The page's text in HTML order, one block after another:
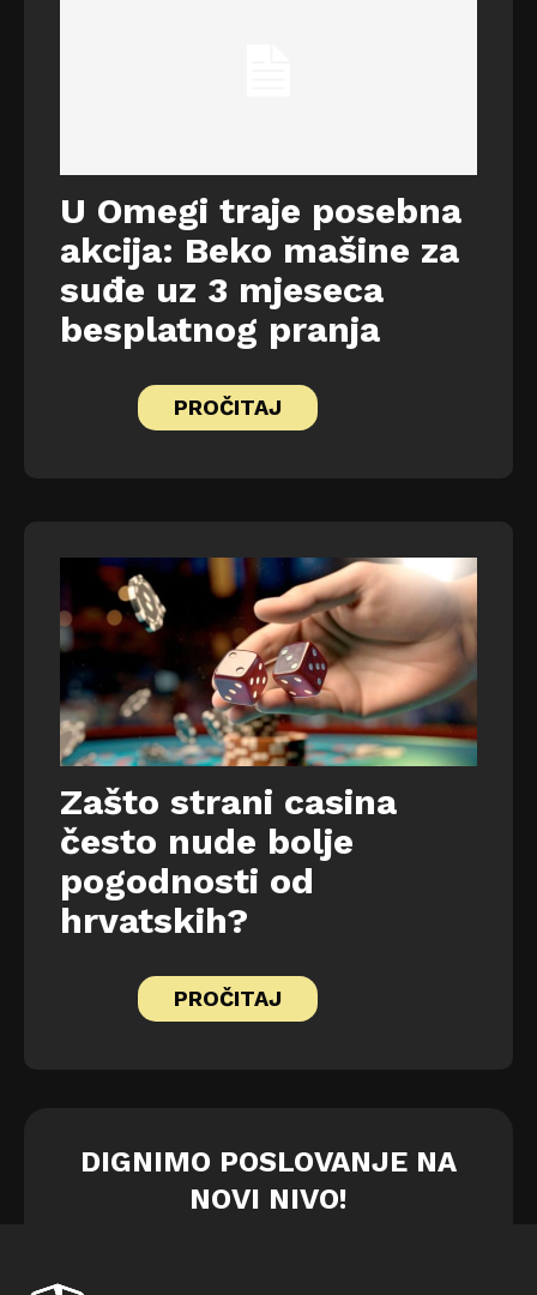
U Omegi traje posebna
akcija: Beko mašine za
suđe uz 3 mjeseca
besplatnog pranja
PROČITAJ
Zašto strani casina
često nude bolje
pogodnosti od
hrvatskih?
PROČITAJ
DIGNIMO POSLOVANJE NA
NOVI NIVO!